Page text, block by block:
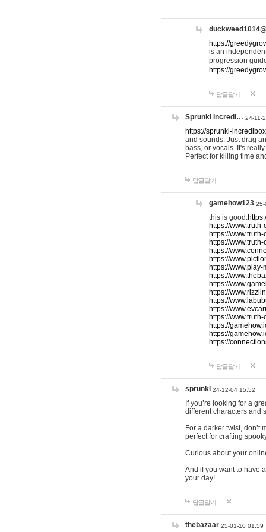
https://
is an
progression
https://
답글달기
Sprunki Incredi… 24-11-
https://sprunki-
and sounds. Just drag
bass, or vocals. It's
Perfect for killing time
답글달기
gamehow123 25-
this is good.
https://
https://
https://
https://
https://
https://
https://
https://
https://
https://
https://
https://
https://
https://
https://
답글달기
sprunki 24-12-04 15:52
If you’re looking for a
different characters and
For a darker twist, don’t
perfect for crafting
Curious about your
And if you want to have
your day!
답글달기
thebazaar 25-01-10 01:59